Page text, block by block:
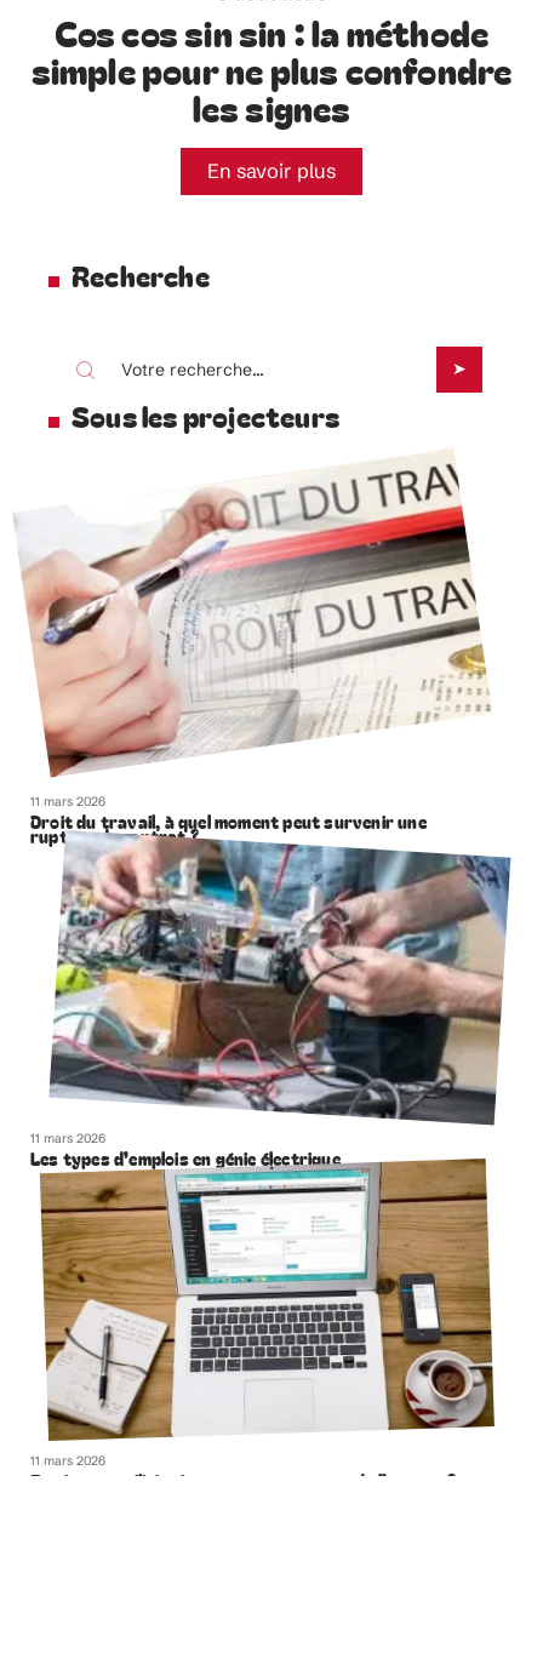
Cos cos sin sin : la méthode
simple pour ne plus confondre
les signes
En savoir plus
Recherche
Sous les projecteurs
11 mars 2026
Droit du travail, à quel moment peut survenir une
rupture de contrat ?
11 mars 2026
Les types d’emplois en génie électrique
11 mars 2026
Et si vous utilisiez internet pour gagner de l’argent ?